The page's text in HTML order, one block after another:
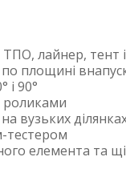
лайнер, тент
площині
і 90°
роликами
вузьких
тестером
елемента та